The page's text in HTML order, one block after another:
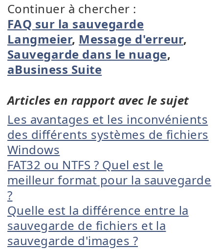
Continuer à chercher :
FAQ sur la sauvegarde
Langmeier, Message d'erreur,
Sauvegarde dans le nuage,
aBusiness Suite
Articles en rapport avec le sujet
Les avantages et les inconvénients
des différents systèmes de fichiers
Windows
FAT32 ou NTFS ? Quel est le
meilleur format pour la sauvegarde
?
Quelle est la différence entre la
sauvegarde de fichiers et la
sauvegarde d'images ?